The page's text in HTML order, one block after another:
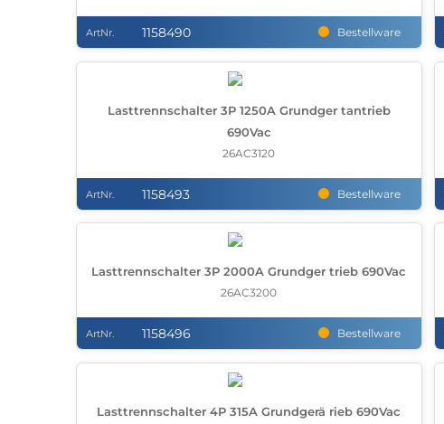
ArtNr. 1158490 Bestellware
Lasttrennschalter 3P 1250A Grundger tantrieb
690Vac
26AC3120
ArtNr. 1158493 Bestellware
Lasttrennschalter 3P 2000A Grundger trieb 690Vac
26AC3200
ArtNr. 1158496 Bestellware
Lasttrennschalter 4P 315A Grundgerä rieb 690Vac